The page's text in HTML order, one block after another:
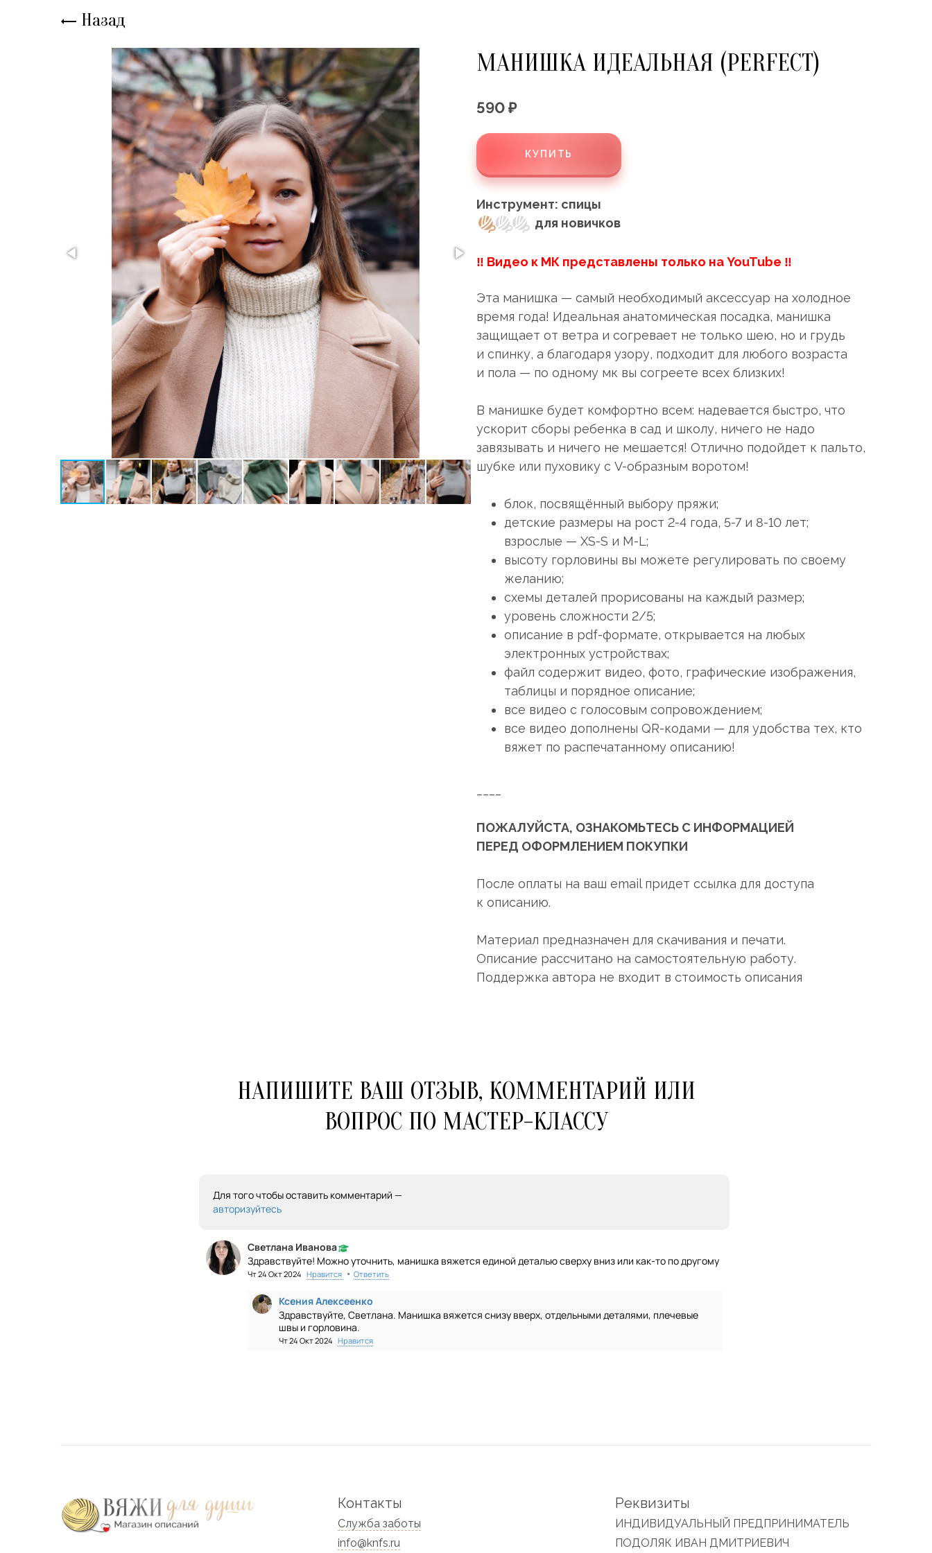
Назад
МАНИШКА ИДЕАЛЬНАЯ (PERFECT)
590 ₽
КУПИТЬ
Инструмент: спицы
для новичков
‼ Видео к МК представлены только на YouTube ‼
Эта манишка — самый необходимый аксессуар на холодное
время года! Идеальная анатомическая посадка, манишка
защищает от ветра и согревает не только шею, но и грудь
и спинку, а благодаря узору, подходит для любого возраста
и пола — по одному мк вы согреете всех близких!
В манишке будет комфортно всем: надевается быстро, что
ускорит сборы ребенка в сад и школу, ничего не надо
завязывать и ничего не мешается! Отлично подойдет к пальто,
шубке или пуховику с V-образным воротом!
блок, посвящённый выбору пряжи;
детские размеры на рост 2-4 года, 5-7 и 8-10 лет;
взрослые — XS-S и M-L;
высоту горловины вы можете регулировать по своему
желанию;
схемы деталей прорисованы на каждый размер;
уровень сложности 2/5;
описание в pdf-формате, открывается на любых
электронных устройствах;
файл содержит видео, фото, графические изображения,
таблицы и порядное описание;
все видео с голосовым сопровождением;
все видео дополнены QR-кодами — для удобства тех, кто
вяжет по распечатанному описанию!
ПОЖАЛУЙСТА, ОЗНАКОМЬТЕСЬ С ИНФОРМАЦИЕЙ
ПЕРЕД ОФОРМЛЕНИЕМ ПОКУПКИ
После оплаты на ваш email придет ссылка для доступа
к описанию.
Материал предназначен для скачивания и печати.
Описание рассчитано на самостоятельную работу.
Поддержка автора не входит в стоимость описания
НАПИШИТЕ ВАШ ОТЗЫВ, КОММЕНТАРИЙ ИЛИ
ВОПРОС ПО МАСТЕР-КЛАССУ
Для того чтобы оставить комментарий —
авторизуйтесь
Светлана Иванова
Здравствуйте! Можно уточнить, манишка вяжется единой деталью сверху вниз или как-то по другому
Чт 24 Окт 2024 Нравится • Ответить
Ксения Алексеенко
Здравствуйте, Светлана. Манишка вяжется снизу вверх, отдельными деталями, плечевые
швы и горловина.
Чт 24 Окт 2024 Нравится
Контакты
Служба заботы
info@knfs.ru
Реквизиты
ИНДИВИДУАЛЬНЫЙ ПРЕДПРИНИМАТЕЛЬ
ПОДОЛЯК ИВАН ДМИТРИЕВИЧ